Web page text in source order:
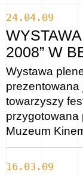
24.04.09
2008” W
Wystawa
prezentowana
towarzyszy
przygotowana
Muzeum
16.03.09